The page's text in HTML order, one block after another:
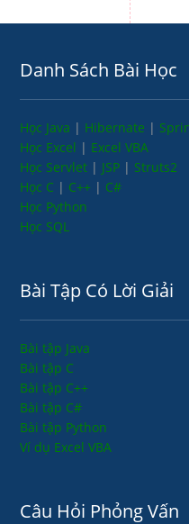
Danh Sách Bài Học
Học Java | Hibernate |
Học Excel | Excel VBA
Học Servlet | JSP | Struts2
Học C | C++ | C#
Học Python
Học SQL
Bài Tập Có Lời Giải
Bài tập Java
Bài tập C
Bài tập C++
Bài tập C#
Bài tập Python
Ví dụ Excel VBA
Câu Hỏi Phỏng Vấn